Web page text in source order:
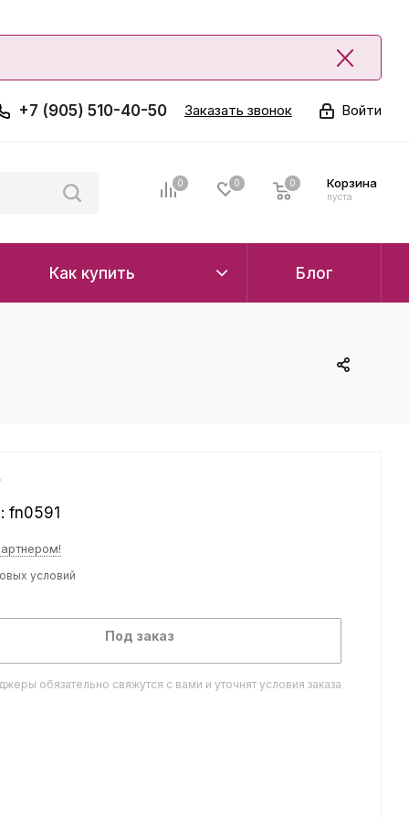
Войти
+7 (905) 510-40-50 Заказать звонок
0 0 Корзина
0
пуста
0
Как купить Блог
fn0591
условий
Под заказ
обязательно свяжутся с вами и уточнят условия заказа